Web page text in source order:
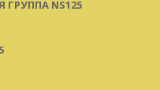
NS125